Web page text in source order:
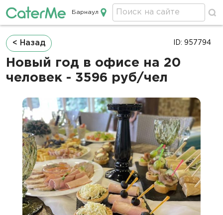
Кейтеринг в Барнауле
Барнаул
Строка
навигации
< Назад
Новый год в офисе на 20
человек - 3596 руб/чел
ID: 957794